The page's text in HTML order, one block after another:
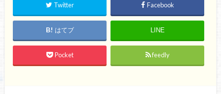
Twitter Facebook
はてブ LINE
Pocket feedly